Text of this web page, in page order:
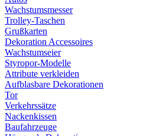
Wachstumsmesser
Trolley-Taschen
Grußkarten
Dekoration Accessoires
Wachstumseier
Styropor-Modelle
Attribute verkleiden
Aufblasbare Dekorationen
Tor
Verkehrssätze
Nackenkissen
Baufahrzeuge